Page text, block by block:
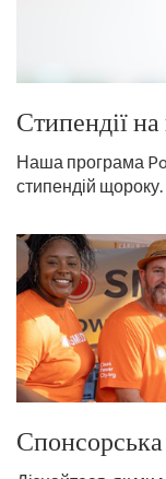
Стипендії
Наша програма
стипендій щороку.